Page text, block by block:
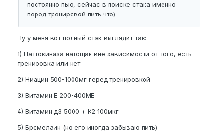
постоянно пью, сейчас в поиске стака именно
перед тренировой пить что)
Ну у меня вот полный стэк выглядит так:
1) Наттокиназа натощак вне зависимости от того, есть
тренировка или нет
2) Ниацин 500-1000мг перед тренировкой
3) Витамин Е 200-400МЕ
4) Витамин д3 5000 + К2 100мкг
5) Бромелаин (но его иногда забываю пить)